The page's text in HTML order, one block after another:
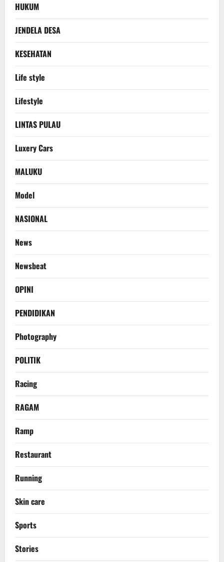
HUKUM
JENDELA DESA
KESEHATAN
Life style
Lifestyle
LINTAS PULAU
Luxery Cars
MALUKU
Model
NASIONAL
News
Newsbeat
OPINI
PENDIDIKAN
Photography
POLITIK
Racing
RAGAM
Ramp
Restaurant
Running
Skin care
Sports
Stories